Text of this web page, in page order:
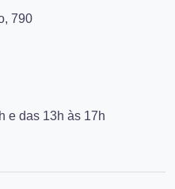
790
e das 13h às 17h